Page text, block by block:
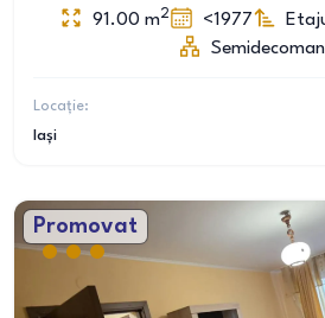
91.00 m2 <1977
Locație:
Iași
Promovat